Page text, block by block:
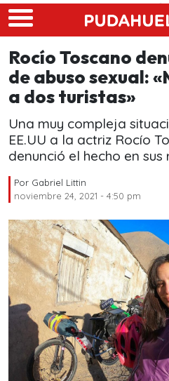
Skip to main content
Rocío Toscano
de abuso sexual:
a dos turistas»
Una muy compleja
EE.UU a la actriz Rocío
denunció el hecho en sus
Por Gabriel Littin
noviembre 24, 2021 - 4:50 pm